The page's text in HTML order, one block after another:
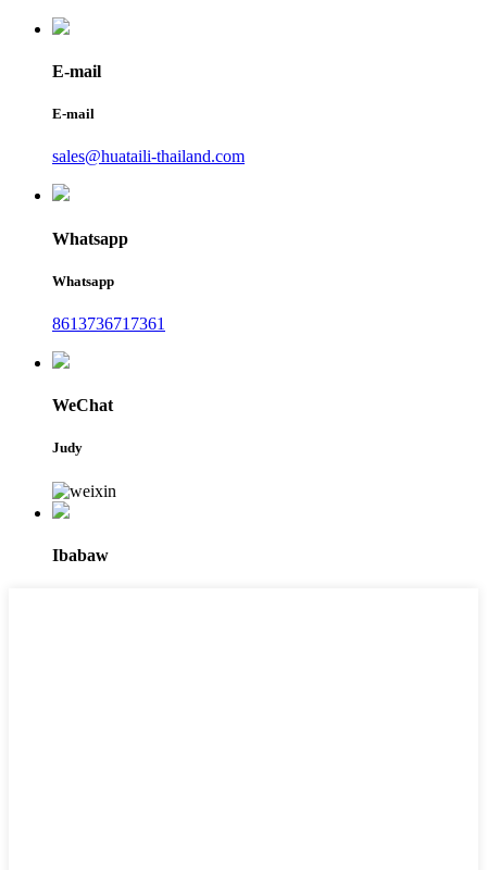
E-mail
E-mail
sales@huataili-thailand.com
Whatsapp
Whatsapp
8613736717361
WeChat
Judy
Ibabaw